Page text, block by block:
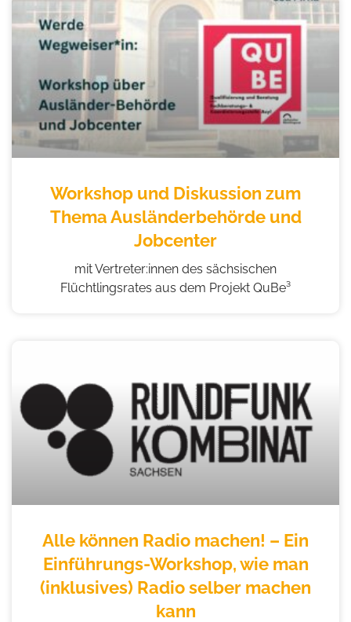
Workshop und Diskussion zum
Thema Ausländerbehörde und
Jobcenter
mit Vertreter:innen des sächsischen
Flüchtlingsrates aus dem Projekt QuBe³
Alle können Radio machen! – Ein
Einführungs-Workshop, wie man
(inklusives) Radio selber machen
kann